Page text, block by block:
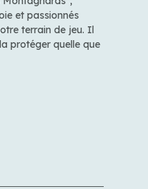
et passionnés
terrain de jeu. Il
protéger quelle que